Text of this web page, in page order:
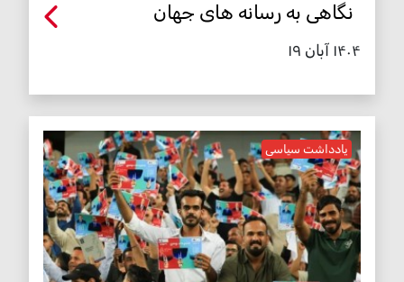
نگاهی به رسانه های جهان
۱۴۰۴ آبان ۱۹
یادداشت سیاسی